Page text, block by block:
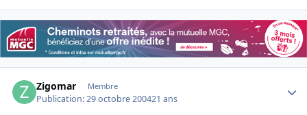
Zigomar Membre
Publication:29 octobre 200421 ans